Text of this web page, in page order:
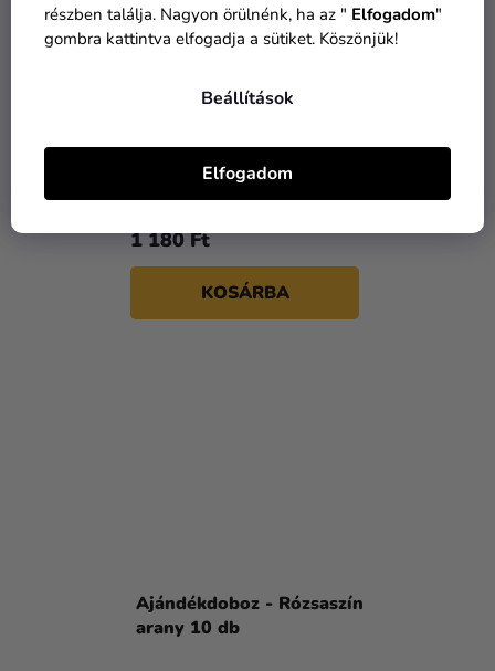
részben találja. Nagyon örülnénk, ha az " Elfogadom"
gombra kattintva elfogadja a sütiket. Köszönjük!
Beállítások
Elfogadom
1 180 Ft
KOSÁRBA
Ajándékdoboz - Rózsaszín
arany 10 db